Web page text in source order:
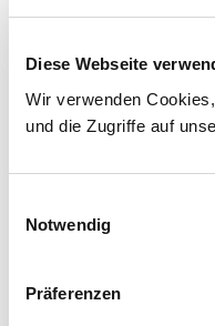
Diese Webseite
Wir verwenden
und die Zugriffe auf
Notwendig
Präferenzen